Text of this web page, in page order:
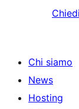
Chi siamo
News
Hosting